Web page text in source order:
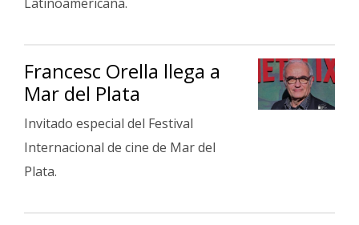
Francesc Orella llega a
Mar del Plata
Invitado especial del Festival
Internacional de cine de Mar del
Plata.